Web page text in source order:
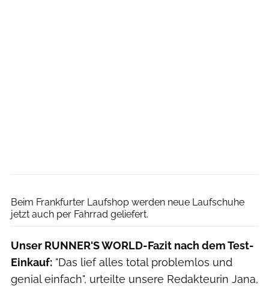
Beim Frankfurter Laufshop werden neue Laufschuhe
jetzt auch per Fahrrad geliefert.
Unser RUNNER'S WORLD-Fazit nach dem Test-
Einkauf: "Das lief alles total problemlos und
genial einfach", urteilte unsere Redakteurin Jana,